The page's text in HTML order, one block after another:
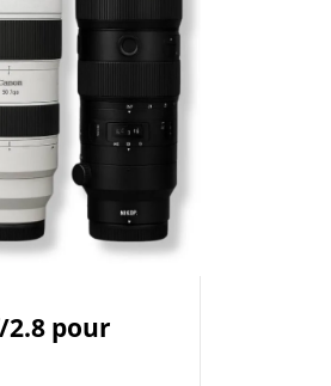
pour